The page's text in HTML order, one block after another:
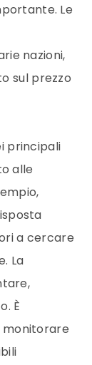
Le
nazioni,
sul prezzo
principali
alle
a cercare
La
È
monitorare